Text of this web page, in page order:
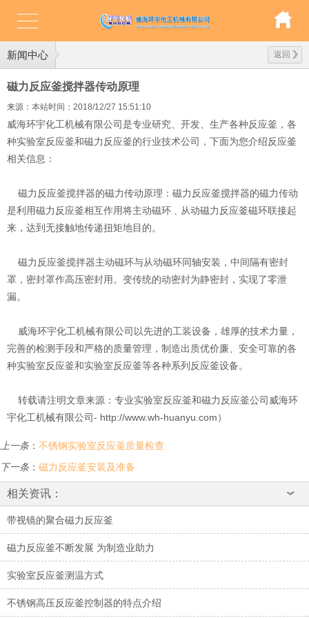
新闻中心 返回
磁力反应釜搅拌器传动原理
来源：本站时间：2018/12/27 15:51:10
威海环宇化工机械有限公司是专业研究、开发、生产各种反应釜，各
种实验室反应釜和磁力反应釜的行业技术公司，下面为您介绍反应釜
相关信息：
磁力反应釜搅拌器的磁力传动原理：磁力反应釜搅拌器的磁力传动
是利用磁力反应釜相互作用将主动磁环﹑从动磁力反应釜磁环联接起
来，达到无接触地传递扭矩地目的。
磁力反应釜搅拌器主动磁环与从动磁环同轴安装，中间隔有密封
罩，密封罩作高压密封用。变传统的动密封为静密封，实现了零泄
漏。
威海环宇化工机械有限公司以先进的工装设备，雄厚的技术力量，
完善的检测手段和严格的质量管理，制造出质优价廉、安全可靠的各
种实验室反应釜和实验室反应釜等各种系列反应釜设备。
转载请注明文章来源：专业实验室反应釜和磁力反应釜公司威海环
宇化工机械有限公司- http://www.wh-huanyu.com）
上一条： 不锈钢实验室反应釜质量检查
下一条： 磁力反应釜安装及准备
相关资讯：
带视镜的聚合磁力反应釜
磁力反应釜不断发展 为制造业助力
实验室反应釜测温方式
不锈钢高压反应釜控制器的特点介绍